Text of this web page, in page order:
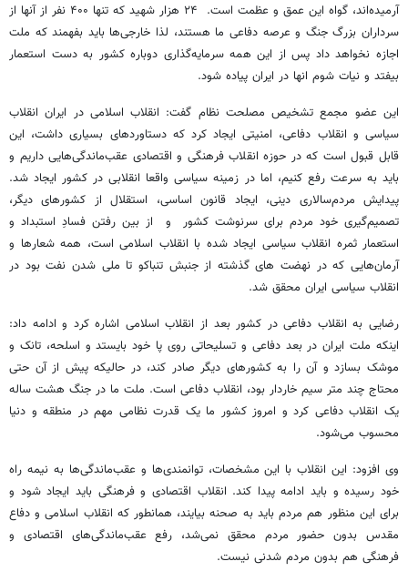
آرمیده‌اند، گواه این عمق و عظمت است. ۲۴ هزار شهید که تنها ۴۰۰ نفر از آنها از
سرداران بزرگ جنگ و عرصه دفاعی ما هستند، لذا خارجی‌ها باید بفهمند که ملت
اجازه نخواهد داد پس از این همه سرمایه‌گذاری دوباره کشور به دست استعمار
بیفتد و نیات شوم انها در ایران پیاده شود.
این عضو مجمع تشخیص مصلحت نظام گفت: انقلاب اسلامی در ایران انقلاب
سیاسی و انقلاب دفاعی، امنیتی ایجاد کرد که دستاوردهای بسیاری داشت، این
قابل قبول است که در حوزه انقلاب فرهنگی و اقتصادی عقب‌ماندگی‌هایی داریم و
باید به سرعت رفع کنیم، اما در زمینه سیاسی واقعا انقلابی در کشور ایجاد شد.
پیدایش مردم‌سالاری دینی، ایجاد قانون اساسی، استقلال از کشورهای دیگر،
تصمیم‌گیری خود مردم برای سرنوشت کشور و از بین رفتن فسادِ استبداد و
استعمار ثمره انقلاب سیاسی ایجاد شده با انقلاب اسلامی است، همه شعارها و
آرمان‌هایی که در نهضت های گذشته از جنبش تنباکو تا ملی شدن نفت بود در
انقلاب سیاسی ایران محقق شد.
رضایی به انقلاب دفاعی در کشور بعد از انقلاب اسلامی اشاره کرد و ادامه داد:
اینکه ملت ایران در بعد دفاعی و تسلیحاتی روی پا خود بایستد و اسلحه، تانک و
موشک بسازد و آن را به کشورهای دیگر صادر کند، در حالیکه پیش از آن حتی
محتاج چند متر سیم خاردار بود، انقلاب دفاعی است. ملت ما در جنگ هشت ساله
یک انقلاب دفاعی کرد و امروز کشور ما یک قدرت نظامی مهم در منطقه و دنیا
محسوب می‌شود.
وی افزود: این انقلاب با این مشخصات، توانمندی‌ها و عقب‌ماندگی‌ها به نیمه راه
خود رسیده و باید ادامه پیدا کند. انقلاب اقتصادی و فرهنگی باید ایجاد شود و
برای این منظور هم مردم باید به صحنه بیایند، همانطور که انقلاب اسلامی و دفاع
مقدس بدون حضور مردم محقق نمی‌شد، رفع عقب‌ماندگی‌های اقتصادی و
فرهنگی هم بدون مردم شدنی نیست.